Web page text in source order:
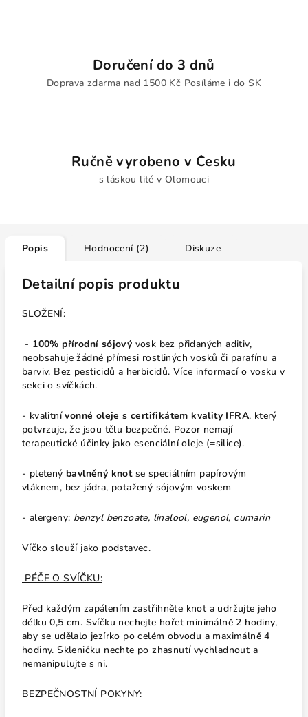
Doručení do 3 dnů
Doprava zdarma nad 1500 Kč Posíláme i do SK
Ručně vyrobeno v Česku
s láskou lité v Olomouci
Popis Hodnocení (2) Diskuze
Detailní popis produktu
SLOŽENÍ:
- 100% přírodní sójový vosk bez přidaných aditiv,
neobsahuje žádné přímesi rostliných vosků či parafínu a
barviv. Bez pesticidů a herbicidů. Více informací o vosku v
sekci o svíčkách.
- kvalitnívonné oleje s certifikátem kvality IFRA, který
potvrzuje, že jsou tělu bezpečné. Pozor nemají
terapeutické účinky jako esenciální oleje (=silice).
- pletený bavlněný knotse speciálním papírovým
vláknem, bez jádra, potažený sójovým voskem
- alergeny: benzyl benzoate, linalool, eugenol, cumarin
Víčko slouží jako podstavec.
PÉČE O SVÍČKU:
Před každým zapálením zastřihněte knot a udržujte jeho
délku 0,5 cm. Svíčku nechejte hořet minimálně 2 hodiny,
aby se udělalo jezírko po celém obvodu a maximálně 4
hodiny. Skleničku nechte po zhasnutí vychladnout a
nemanipulujte s ni.
BEZPEČNOSTNÍ POKYNY: